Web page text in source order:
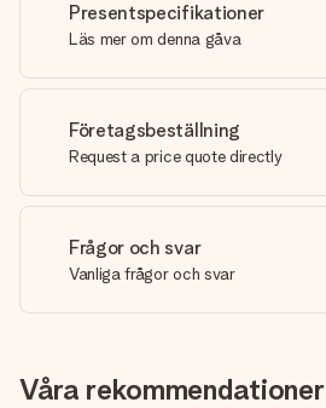
Presentspecifikationer
Läs mer om denna gåva
Företagsbeställning
Request a price quote directly
Frågor och svar
Vanliga frågor och svar
Våra rekommendationer